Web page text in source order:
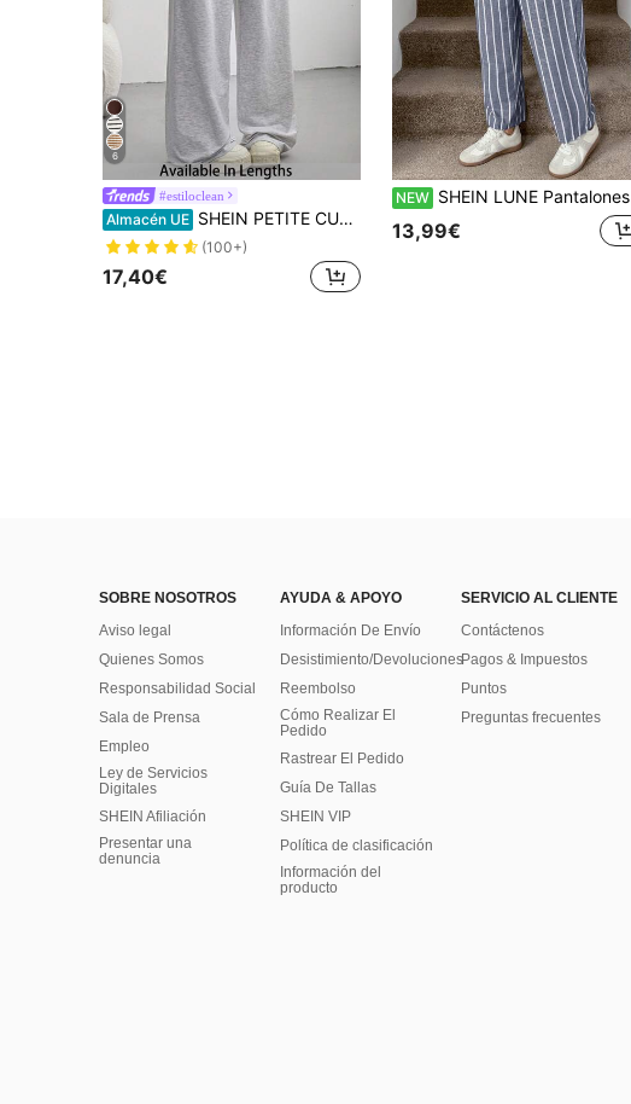
6
#estiloclean
Almacén UE SHEIN PETITE CURVE Pantalones de chándal holgados con nudo delantero, para uso diario casual de verano para mujeres
(100+)
17,40€
NEW SHEIN LUNE Pantalones a rayas casuales para ir al trabajo de talla grande
13,99€
SOBRE NOSOTROS
Aviso legal
Quienes Somos
Responsabilidad Social
Sala de Prensa
Empleo
Ley de Servicios
Digitales
SHEIN Afiliación
Presentar una
denuncia
AYUDA & APOYO
Información De Envío
Desistimiento/Devoluciones
Reembolso
Cómo Realizar El
Pedido
Rastrear El Pedido
Guía De Tallas
SHEIN VIP
Política de clasificación
​Información del
producto
SERVICIO AL CLIENTE
Contáctenos
Pagos & Impuestos
Puntos
Preguntas frecuentes